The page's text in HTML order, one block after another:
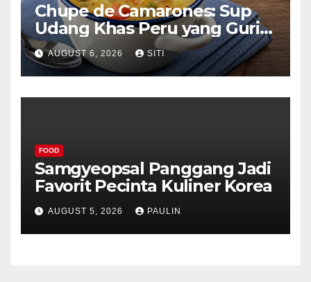
Chupe de Camarones: Sup
Udang Khas Peru yang Gurih
Lezat
AUGUST 6, 2026 SITI
FOOD
Samgyeopsal Panggang Jadi
Favorit Pecinta Kuliner Korea
AUGUST 5, 2026 PAULIN